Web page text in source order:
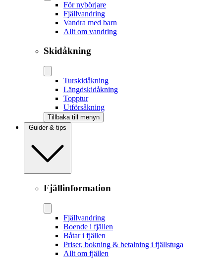
För nybörjare
Fjällvandring
Vandra med barn
Allt om vandring
Skidåkning
Tur­skidåkning
Längd­skidåkning
Topptur
Utförsåkning
Tillbaka till menyn
Guider & tips
Fjällinformation
Fjällvandring
Boende i fjällen
Båtar i fjällen
Priser, bokning & betalning i fjällstuga
Allt om fjällen